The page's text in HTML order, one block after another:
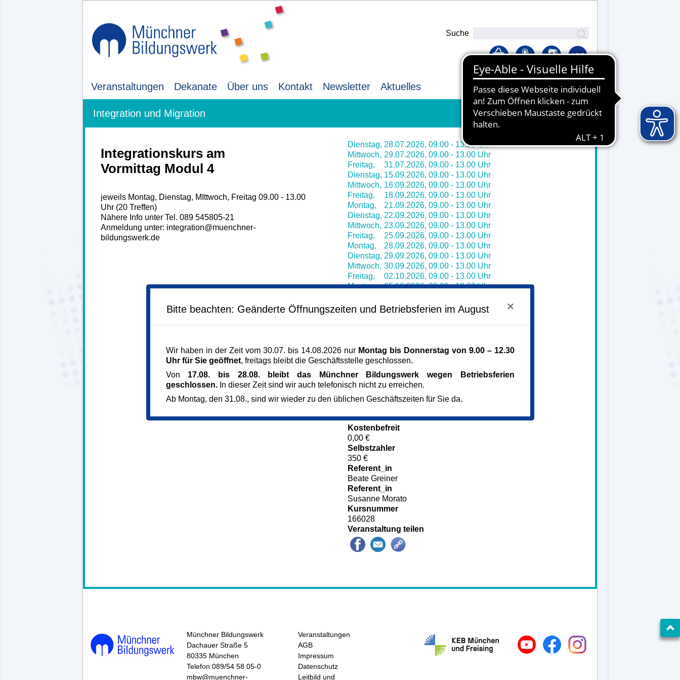
Suche
Veranstaltungen Dekanate Über uns Kontakt Newsletter Aktuelles Lernplattform
Integration und Migration
Integrationskurs am
Vormittag Modul 4
jeweils Montag, Dienstag, MIttwoch, Freitag 09.00 - 13.00
Uhr (20 Treffen)
Nähere Info unter Tel. 089 545805-21
Anmeldung unter: integration@muenchner-
bildungswerk.de
Dienstag, 28.07.2026, 09.00 - 13.00 Uhr
Mittwoch, 29.07.2026, 09.00 - 13.00 Uhr
Freitag,
31.07.2026, 09.00 - 13.00 Uhr
Dienstag, 15.09.2026, 09.00 - 13.00 Uhr
Mittwoch, 16.09.2026, 09.00 - 13.00 Uhr
Freitag,
18.09.2026, 09.00 - 13.00 Uhr
Montag,
21.09.2026, 09.00 - 13.00 Uhr
Dienstag, 22.09.2026, 09.00 - 13.00 Uhr
Mittwoch, 23.09.2026, 09.00 - 13.00 Uhr
Freitag,
25.09.2026, 09.00 - 13.00 Uhr
Montag,
28.09.2026, 09.00 - 13.00 Uhr
Dienstag, 29.09.2026, 09.00 - 13.00 Uhr
Mittwoch, 30.09.2026, 09.00 - 13.00 Uhr
Freitag,
02.10.2026, 09.00 - 13.00 Uhr
Montag,
05.10.2026,09.00 - 13.00 Uhr
Mittwoch,07.10.2026,09.00 - 13.00 Uhr
09.00 - 13.00 Uhr
Montag,
12.10.2026,09.00 - 13.00 Uhr
Veranstaltungsort
Nachbarschaftstreff Trudering
Bajuwarenstr. 92
81825 München
München
229 €
Kostenbefreit
0,00 €
Selbstzahler
350 €
Referent_in
Beate Greiner
Referent_in
Susanne Morato
Kursnummer
166028
Veranstaltung teilen
Münchner Bildungswerk
Dachauer Straße 5
80335 München
Telefon 089/54 58 05-0
mbw@muenchner-
Veranstaltungen
AGB
Impressum
Datenschutz
Leitbild und
Bitte beachten: Geänderte Öffnungszeiten und Betriebsferien im August ×
Wir haben in der Zeit vom 30.07. bis 14.08.2026 nur Montag bis Donnerstag von 9.00 – 12.30
Uhr für Sie geöffnet, freitags bleibt die Geschäftsstelle geschlossen.
Von 17.08. bis 28.08. bleibt das Münchner Bildungswerk wegen Betriebsferien
geschlossen.In dieser Zeit sind wir auch telefonisch nicht zu erreichen.
Ab Montag, den 31.08., sind wir wieder zu den üblichen Geschäftszeiten für Sie da.